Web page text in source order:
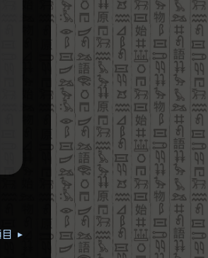
目 ▸